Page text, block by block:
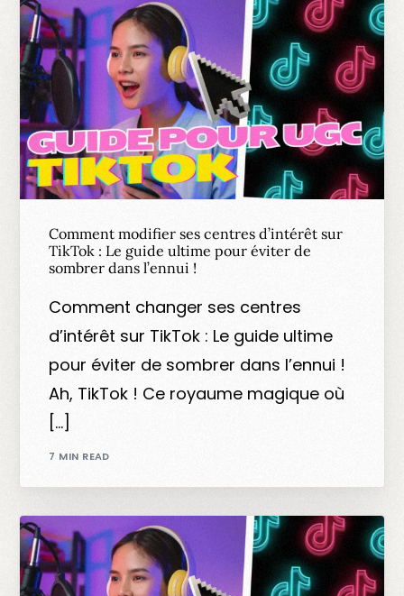
Comment modifier ses centres d’intérêt sur
TikTok : Le guide ultime pour éviter de
sombrer dans l’ennui !
Comment changer ses centres
d’intérêt sur TikTok : Le guide ultime
pour éviter de sombrer dans l’ennui !
Ah, TikTok ! Ce royaume magique où
[…]
7 MIN READ